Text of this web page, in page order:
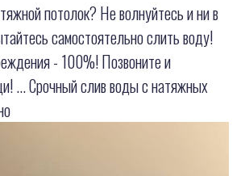
потолок? Не волнуйтесь и ни в
самостоятельно слить воду!
- 100%! Позвоните и
... Срочный слив воды с натяжных